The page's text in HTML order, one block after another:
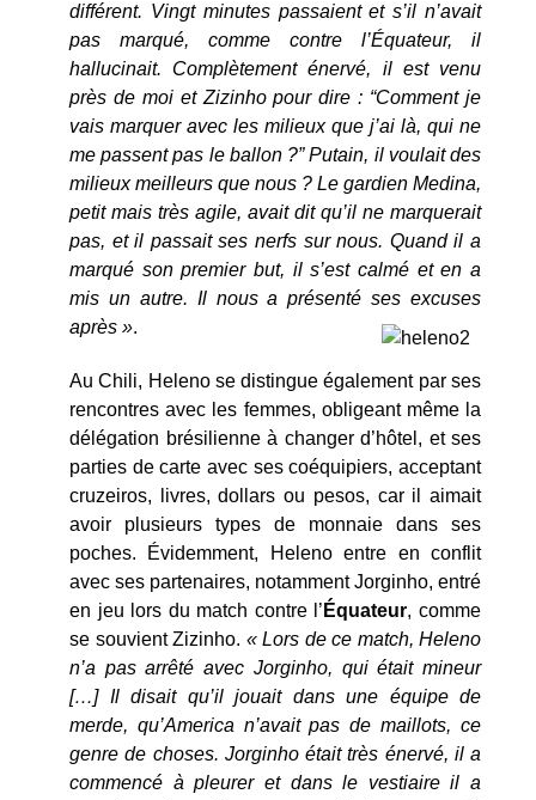
différent. Vingt minutes passaient et s’il n’avait
pas marqué, comme contre l’Équateur, il
hallucinait. Complètement énervé, il est venu
près de moi et Zizinho pour dire : “Comment je
vais marquer avec les milieux que j’ai là, qui ne
me passent pas le ballon ?” Putain, il voulait des
milieux meilleurs que nous ? Le gardien Medina,
petit mais très agile, avait dit qu’il ne marquerait
pas, et il passait ses nerfs sur nous. Quand il a
marqué son premier but, il s’est calmé et en a
mis un autre. Il nous a présenté ses excuses
après ».
Au Chili, Heleno se distingue également par ses
rencontres avec les femmes, obligeant même la
délégation brésilienne à changer d’hôtel, et ses
parties de carte avec ses coéquipiers, acceptant
cruzeiros, livres, dollars ou pesos, car il aimait
avoir plusieurs types de monnaie dans ses
poches. Évidemment, Heleno entre en conflit
avec ses partenaires, notamment Jorginho, entré
en jeu lors du match contre l’ Équateur, comme
se souvient Zizinho. « Lors de ce match, Heleno
n’a pas arrêté avec Jorginho, qui était mineur
[…] Il disait qu’il jouait dans une équipe de
merde, qu’America n’avait pas de maillots, ce
genre de choses. Jorginho était très énervé, il a
commencé à pleurer et dans le vestiaire il a